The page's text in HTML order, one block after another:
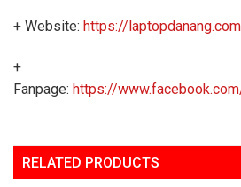
+ Website: https://laptopdanang.com
+
Fanpage: https://
RELATED PRODUCTS